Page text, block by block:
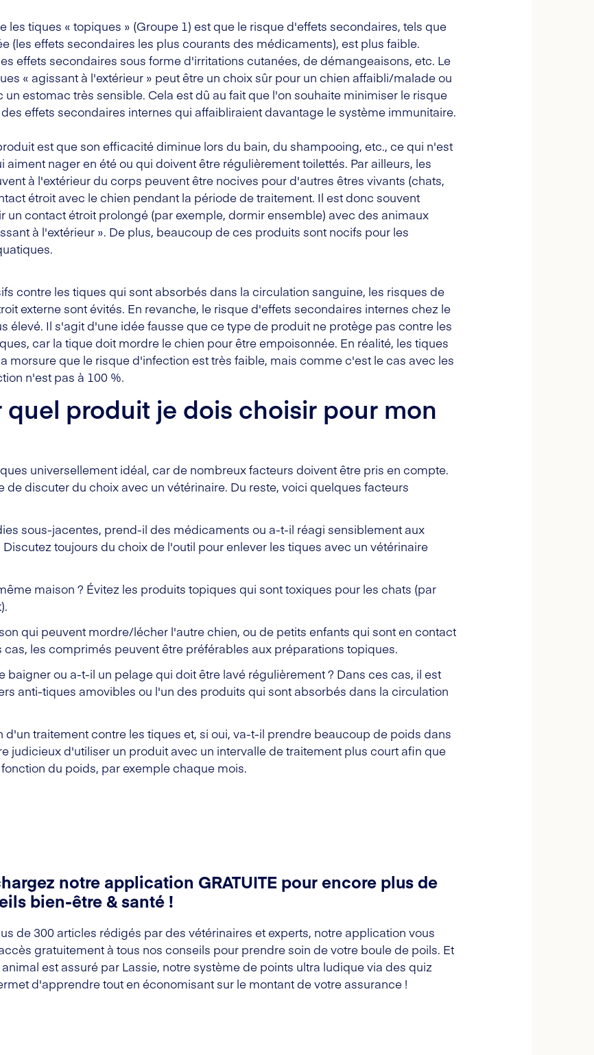
les tiques « topiques » (Groupe 1) est que le risque d'effets secondaires, tels que
(les effets secondaires les plus courants des médicaments), est plus faible.
effets secondaires sous forme d'irritations cutanées, de démangeaisons, etc. Le
« agissant à l'extérieur » peut être un choix sûr pour un chien affaibli/malade ou
un estomac très sensible. Cela est dû au fait que l'on souhaite minimiser le risque
effets secondaires internes qui affaibliraient davantage le système immunitaire.
est que son efficacité diminue lors du bain, du shampooing, etc., ce qui n'est
nager en été ou qui doivent être régulièrement toilettés. Par ailleurs, les
à l'extérieur du corps peuvent être nocives pour d'autres êtres vivants (chats,
étroit avec le chien pendant la période de traitement. Il est donc souvent
un contact étroit prolongé (par exemple, dormir ensemble) avec des animaux
à l'extérieur ». De plus, beaucoup de ces produits sont nocifs pour les
contre les tiques qui sont absorbés dans la circulation sanguine, les risques de
externe sont évités. En revanche, le risque d'effets secondaires internes chez le
élevé. Il s'agit d'une idée fausse que ce type de produit ne protège pas contre les
car la tique doit mordre le chien pour être empoisonnée. En réalité, les tiques
morsure que le risque d'infection est très faible, mais comme c'est le cas avec les
n'est pas à 100 %.
produit je dois choisir pour mon
universellement idéal, car de nombreux facteurs doivent être pris en compte.
discuter du choix avec un vétérinaire. Du reste, voici quelques facteurs
sous-jacentes, prend-il des médicaments ou a-t-il réagi sensiblement aux
toujours du choix de l'outil pour enlever les tiques avec un vétérinaire
maison ? Évitez les produits topiques qui sont toxiques pour les chats (par
qui peuvent mordre/lécher l'autre chien, ou de petits enfants qui sont en contact
cas, les comprimés peuvent être préférables aux préparations topiques.
baigner ou a-t-il un pelage qui doit être lavé régulièrement ? Dans ces cas, il est
anti-tiques amovibles ou l'un des produits qui sont absorbés dans la circulation
traitement contre les tiques et, si oui, va-t-il prendre beaucoup de poids dans
judicieux d'utiliser un produit avec un intervalle de traitement plus court afin que
du poids, par exemple chaque mois.
notre application GRATUITE pour encore plus de
bien-être & santé !
de 300 articles rédigés par des vétérinaires et experts, notre application vous
gratuitement à tous nos conseils pour prendre soin de votre boule de poils. Et
est assuré par Lassie, notre système de points ultra ludique via des quiz
d'apprendre tout en économisant sur le montant de votre assurance !